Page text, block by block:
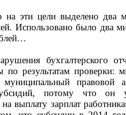
эти цели выделено два
Использовано было два
бухгалтерского
результатам проверки:
муниципальный правовой
потому что он
выплату зарплат